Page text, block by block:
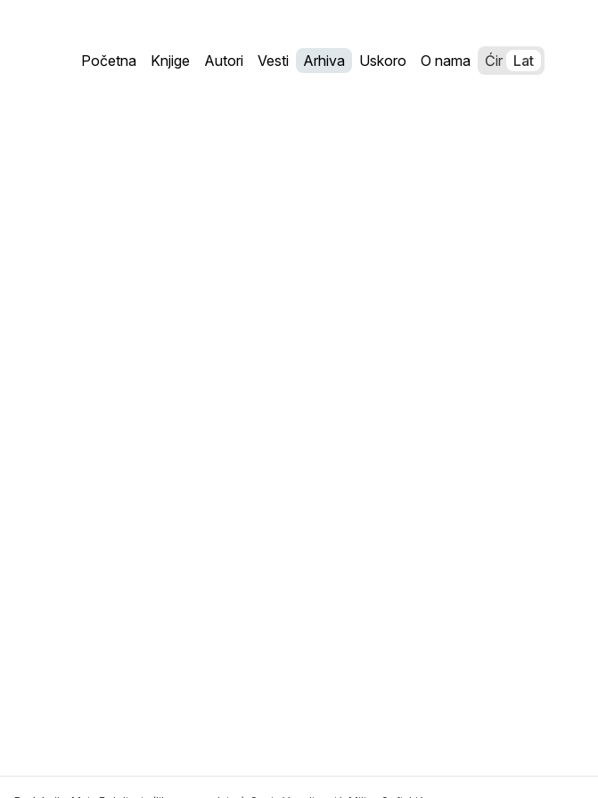
Početna Knjige Autori Vesti Arhiva Uskoro O nama Ćir Lat